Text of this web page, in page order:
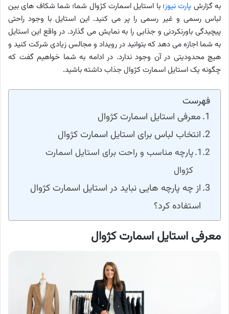
به گزارش پارت نیوز؛ با استایل اسمارت کژوال شما؛ شما شکاف های بین
لباس رسمی و غیر رسمی را پر می کنید. این استایل با وجود راحتی
پیچیدگی باورنکردنی و جذابی را به نمایش می گذارد. در واقع این استایل
به شما اجازه می دهد که بتوانید در رویداد و مجالس زیادی شرکت کنید و
هیچ محدودیتی در آن وجود ندارد. در ادامه به شما خواهیم گفت که
چگونه یک استایل اسمارت کژوال جذاب داشته باشید.
فهرست
معرفی استایل اسمارت کژوال
انتخاب لباس برای استایل اسمارت کژوال
پارچه مناسب و راحت برای استایل اسمارت
کژوال
از چه پارچه هایی نباید در استایل اسمارت کژوال
استفاده کرد؟
معرفی استایل اسمارت کژوال